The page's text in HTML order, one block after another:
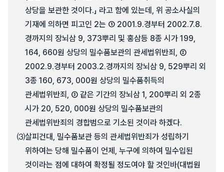
상당을 보관한 것이다.」 라고 함에 있는데, 위 공소사실의
기재에 의하면 피고인 2는 ① 2001.9.경부터 2002.7.8.
경까지의 장뇌삼 9, 373뿌리 및 홍삼등 8종 시가 199,
164, 660원 상당의 밀수품보관의 관세법위반죄, ②
2002.9.경부터 2003.2.경까지의 장뇌삼 9, 529뿌리 외
3종 160, 673, 000원 상당의 밀수품취득의
관세법위반죄, ③ 같은 기간의 장뇌삼 1, 200뿌리 외 2종
시가 20, 520, 000원 상당의 밀수품보관의
관세법위반죄의 경합범으로 기소된 것이라 하겠다.
⑶살피건대, 밀수품보관 등의 관세법위반죄가 성립하기
위하여는 당해 밀수품이 언제, 누구에 의하여 밀수입된
것이라는 점에 대하여 확정될 정도여야 할 것인바(대법원